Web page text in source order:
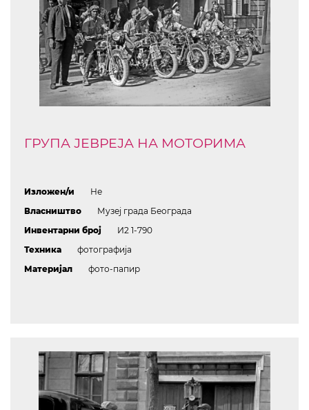
ГРУПА ЈЕВРЕЈА НА МОТОРИМА
Изложен/и
Не
Власништво
Музеј града Београда
Инвентарни број
И2 1-790
Техника
фотографија
Материјал
фото-папир